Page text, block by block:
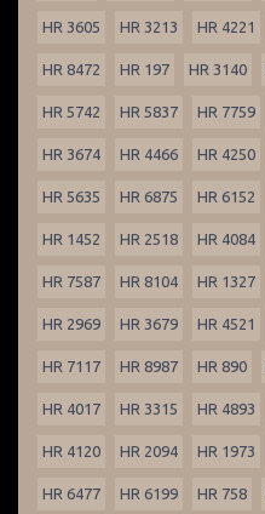
HR 3605 HR 3213 HR 4221
HR 8472 HR 197 HR 3140
HR 5742 HR 5837 HR 7759
HR 3674 HR 4466 HR 4250
HR 5635 HR 6875 HR 6152
HR 1452 HR 2518 HR 4084
HR 7587 HR 8104 HR 1327
HR 2969 HR 3679 HR 4521
HR 7117 HR 8987 HR 890
HR 4017 HR 3315 HR 4893
HR 4120 HR 2094 HR 1973
HR 6477 HR 6199 HR 758